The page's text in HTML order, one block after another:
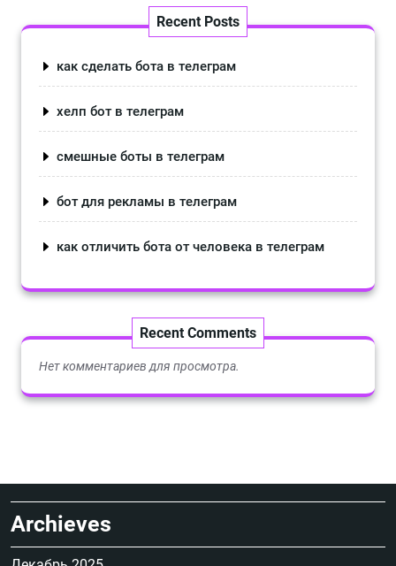
Recent Posts
как сделать бота в телеграм
хелп бот в телеграм
смешные боты в телеграм
бот для рекламы в телеграм
как отличить бота от человека в телеграм
Recent Comments
Нет комментариев для просмотра.
Archieves